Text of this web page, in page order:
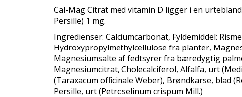
Cal-Mag Citrat med vitamin D ligger i en
Persille) 1 mg.
Ingredienser: Calciumcarbonat, Fyldemiddel:
Hydroxypropylmethylcellulose fra planter,
Magnesiumsalte af fedtsyrer fra bæredygtig
Magnesiumcitrat, Cholecalciferol, Alfalfa, urt
(Taraxacum ofﬁcinale Weber), Brøndkarse, blad
Persille, urt (Petroselinum crispum Mill.)